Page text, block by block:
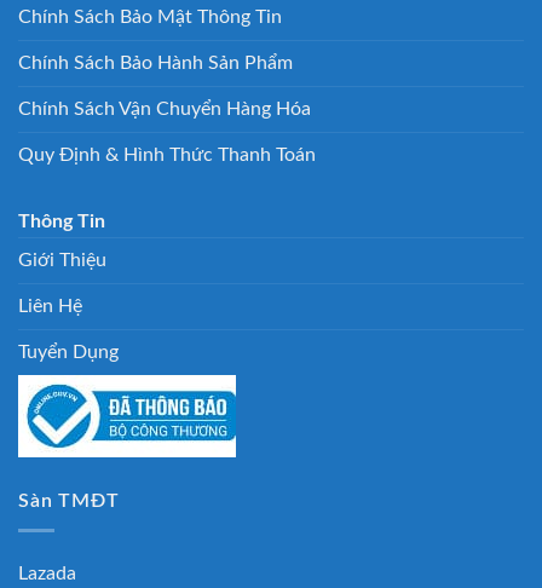
Chính Sách Bảo Mật Thông Tin
Chính Sách Bảo Hành Sản Phẩm
Chính Sách Vận Chuyển Hàng Hóa
Quy Định & Hình Thức Thanh Toán
Thông Tin
Giới Thiệu
Liên Hệ
Tuyển Dụng
Sàn TMĐT
Lazada